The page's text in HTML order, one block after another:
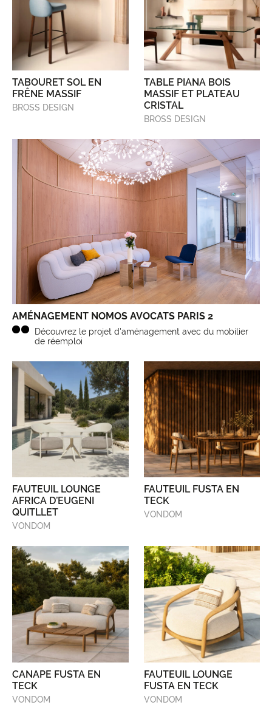
TABOURET SOL EN
FRÊNE MASSIF
BROSS DESIGN
TABLE PIANA BOIS
MASSIF ET PLATEAU
CRISTAL
BROSS DESIGN
AMÉNAGEMENT NOMOS AVOCATS PARIS 2
Découvrez le projet d'aménagement avec du mobilier
de réemploi
FAUTEUIL LOUNGE
AFRICA D’EUGENI
QUITLLET
VONDOM
FAUTEUIL FUSTA EN
TECK
VONDOM
CANAPE FUSTA EN
TECK
VONDOM
FAUTEUIL LOUNGE
FUSTA EN TECK
VONDOM